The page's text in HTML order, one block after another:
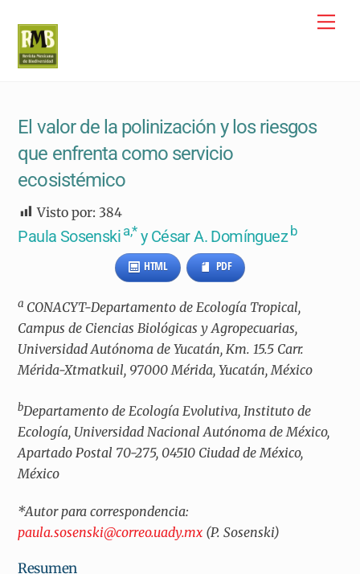
content
El valor de la polinización y los riesgos
que enfrenta como servicio
ecosistémico
Visto por: 384
Paula Sosenski a,* y César A. Domínguez b
HTML PDF
a CONACYT-Departamento de Ecología Tropical,
Campus de Ciencias Biológicas y Agropecuarias,
Universidad Autónoma de Yucatán, Km. 15.5 Carr.
Mérida-Xtmatkuil, 97000 Mérida, Yucatán, México
bDepartamento de Ecología Evolutiva, Instituto de
Ecología, Universidad Nacional Autónoma de México,
Apartado Postal 70-275, 04510 Ciudad de México,
México
*Autor para correspondencia:
paula.sosenski@correo.uady.mx (P. Sosenski)
Resumen